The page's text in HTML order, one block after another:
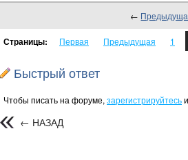
←
Страницы: Первая Предыдущая 1
Быстрый ответ
Чтобы писать на форуме, зарегистрируйтесь
← НАЗАД